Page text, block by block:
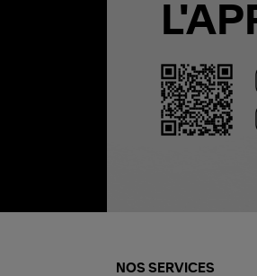
NOS SERVICES